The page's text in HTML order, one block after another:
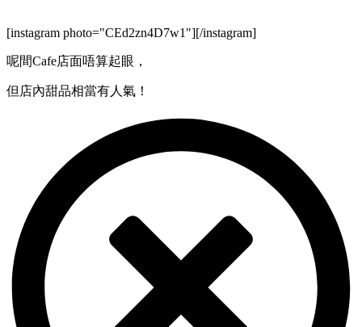
[instagram photo="CEd2zn4D7w1"][/instagram]
呢間Cafe店面唔算起眼，
但店內甜品相當有人氣！